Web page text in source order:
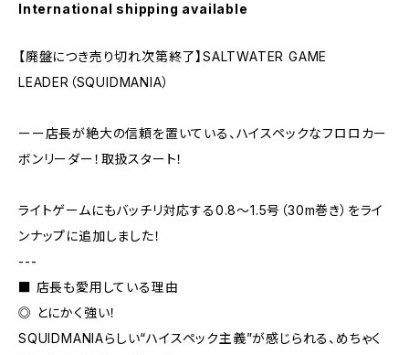
International shipping available
【廃盤につき売り切れ次第終了】SALTWATER GAME
LEADER（SQUIDMANIA）
ーー店長が絶大の信頼を置いている、ハイスペックなフロロカー
ボンリーダー！取扱スタート！
ライトゲームにもバッチリ対応する0.8〜1.5号（30m巻き）をライ
ンナップに追加しました！
---
■ 店長も愛用している理由
◎ とにかく強い！
SQUIDMANIAらしい“ハイスペック主義”が感じられる、めちゃく